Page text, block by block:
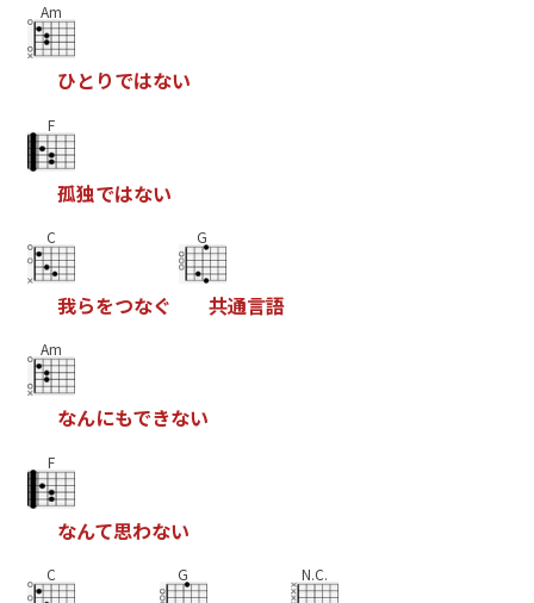
Am
ひと りではない
F
孤独ではない
C
我らをつなぐ
G
共通言語
Am
なんにもできない
F
なんて思わない
C G N.C.